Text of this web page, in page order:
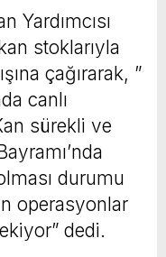
Yardımcısı
stoklarıyla
çağırarak, ”
canlı
sürekli ve
durumu
operasyonlar
dedi.